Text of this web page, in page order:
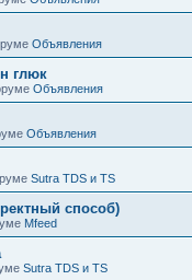
Объявления
глюк
Объявления
Объявления
Sutra TDS и TS
способ)
Mfeed
Sutra TDS и TS